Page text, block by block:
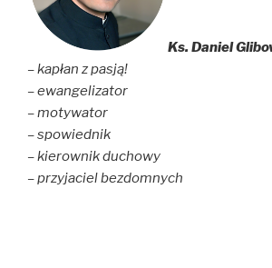
Ks. Daniel
– kapłan z pasją!
– ewangelizator
– motywator
– spowiednik
– kierownik duchowy
– przyjaciel bezdomnych